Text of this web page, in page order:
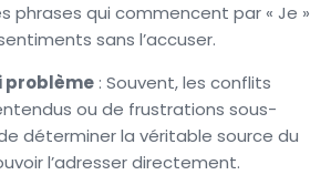
phrases qui commencent par « Je »
sans l’accuser.
problème : Souvent, les conflits
ou de frustrations sous-
déterminer la véritable source du
l’adresser directement.